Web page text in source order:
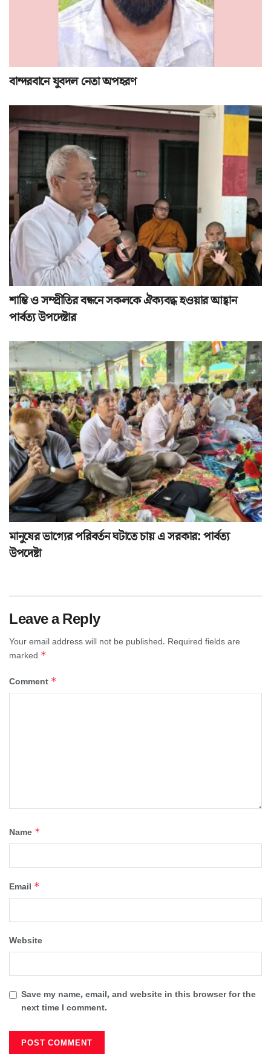
বান্দরবানে যুবদল নেতা অপহরণ
শান্তি ও সম্প্রীতির বন্ধনে সকলকে ঐক্যবদ্ধ হওয়ার আহ্বান
পার্বত্য উপদেষ্টার
মানুষের ভাগ্যের পরিবর্তন ঘটাতে চায় এ সরকার: পার্বত্য
উপদেষ্টা
Leave a Reply
Your email address will not be published. Required fields are
marked *
Comment *
Name *
Email *
Website
Save my name, email, and website in this browser for the
next time I comment.